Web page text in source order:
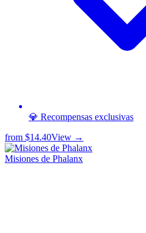
💎 Recompensas exclusivas
from $14.40View →
Misiones de Phalanx